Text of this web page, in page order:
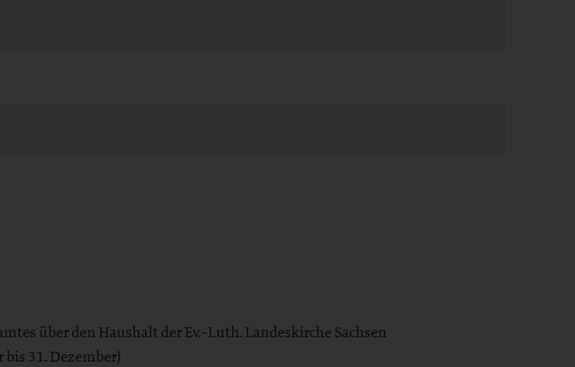
über den Haushalt der Ev.-Luth. Landeskirche Sachsen
31. Dezember)